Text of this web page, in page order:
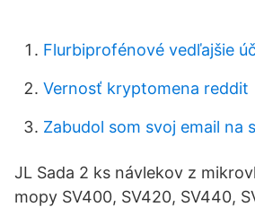
Flurbiprofénové vedľajšie
Vernosť kryptomena reddit
Zabudol som svoj email na
JL Sada 2 ks návlekov z
mopy SV400, SV420, SV440,